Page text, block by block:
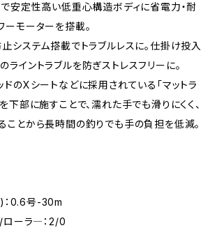
安定性高い低重心構造ボディに省電力・耐
ーモーターを搭載。
システム搭載でトラブルレスに。仕掛け投入
イントラブルを防ぎストレスフリーに。
のXシートなどに採用されている「マットラ
下部に施すことで、濡れた手でも滑りにくく、
ことから長時間の釣りでも手の負担を低減。
0.6号-30m
ローラ―：2/0